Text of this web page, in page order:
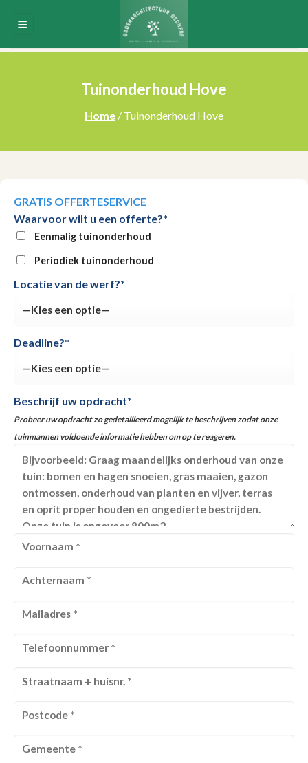
Tuinonderhoud Hove
Home / Tuinonderhoud Hove
GRATIS OFFERTESERVICE
Waarvoor wilt u een offerte?*
Eenmalig tuinonderhoud
Periodiek tuinonderhoud
Locatie van de werf?*
Deadline?*
Beschrijf uw opdracht*
Probeer uw opdracht zo gedetailleerd mogelijk te beschrijven zodat onze
tuinmannen voldoende informatie hebben om op te reageren.